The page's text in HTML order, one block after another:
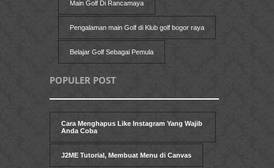
Main Golf Di Rancamaya
Pengalaman main Golf di Klub golf bogor raya
Belajar Golf Sebagai Pemula
POPULER POST
Cara Menghapus Like Instagram Yang Wajib
Anda Coba
J2ME Tutorial, Membuat Menu di Canvas